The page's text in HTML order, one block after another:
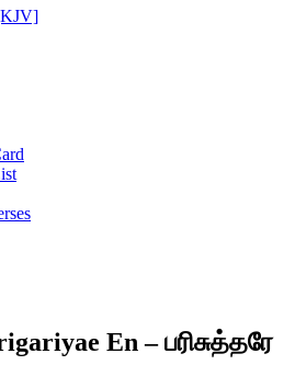
En – பரிசுத்தரே